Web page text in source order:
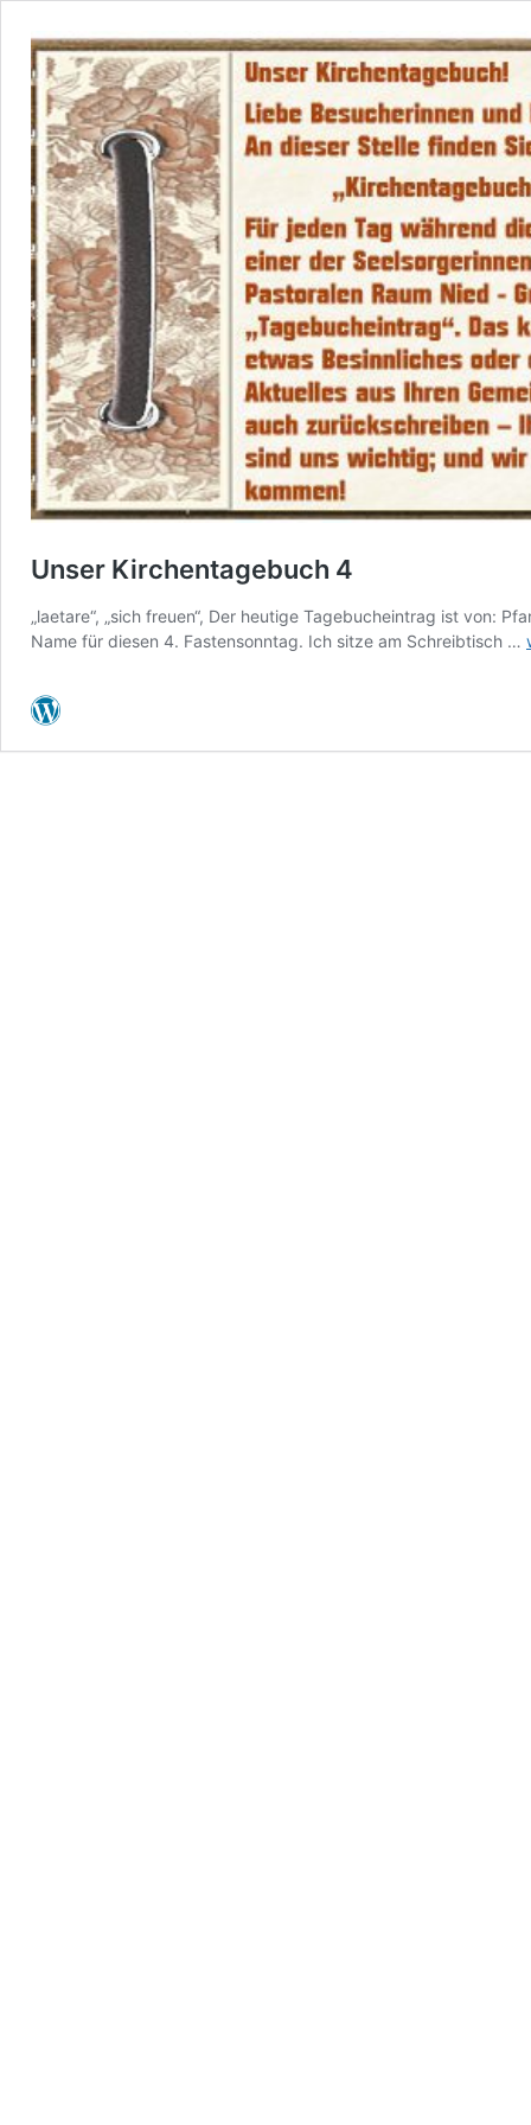
Unser Kirchentagebuch 4
„laetare“, „sich freuen“, Der heutige Tagebucheintrag ist von:
Name für diesen 4. Fastensonntag. Ich sitze am Schreibtisch …